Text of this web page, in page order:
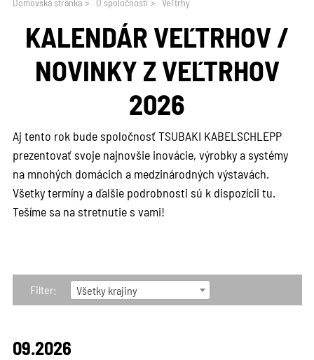
Domovská stránka > O spoločnosti > Veľtrhy
KALENDÁR VEĽTRHOV /
NOVINKY Z VEĽTRHOV
2026
Aj tento rok bude spoločnosť TSUBAKI KABELSCHLEPP
prezentovať svoje najnovšie inovácie, výrobky a systémy
na mnohých domácich a medzinárodných výstavách.
Všetky termíny a ďalšie podrobnosti sú k dispozícii tu.
Tešíme sa na stretnutie s vami!
Filter: Všetky krajiny
09.2026